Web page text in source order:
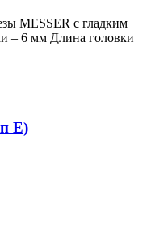
MESSER с гладким
– 6 мм Длина головки
E)